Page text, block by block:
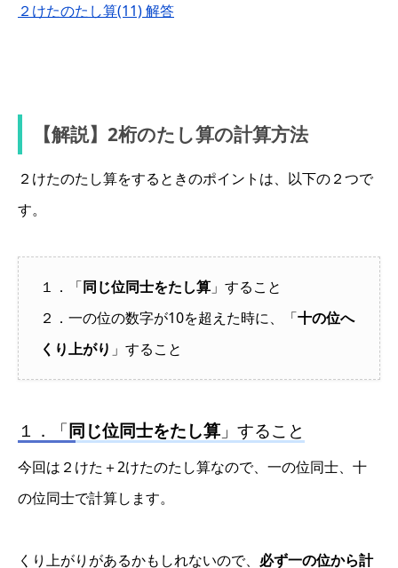
２けたのたし算(11) 解答
【解説】2桁のたし算の計算方法
２けたのたし算をするときのポイントは、以下の２つで
す。
１．「同じ位同士をたし算 」すること
２．一の位の数字が10を超えた時に、「十の位へ
くり上がり 」すること
１．「同じ位同士をたし算 」すること
今回は２けた＋2けたのたし算なので、一の位同士、十
の位同士で計算します。
くり上がりがあるかもしれないので、 必ず一の位から計